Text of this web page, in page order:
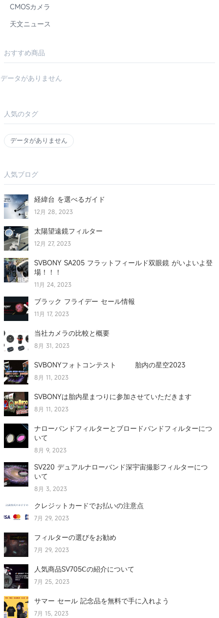
CMOSカメラ
天文ニュース
おすすめ商品
データがありません
人気のタグ
データがありません
人気ブログ
経緯台 を選べるガイド
12月 28, 2023
太陽望遠鏡フィルター
12月 27, 2023
SVBONY SA205 フラットフィールド双眼鏡 がいよいよ登
場！！！
11月 24, 2023
ブラック フライデー セール情報
11月 17, 2023
当社カメラの比較と概要
8月 31, 2023
SVBONYフォトコンテスト 胎内の星空2023
8月 11, 2023
SVBONYは胎内星まつりに参加させていただきます
8月 11, 2023
ナローバンドフィルターとブロードバンドフィルターにつ
いて
8月 9, 2023
SV220 デュアルナローバンド深宇宙撮影フィルターにつ
いて
8月 3, 2023
クレジットカードでお払いの注意点
7月 29, 2023
フィルターの選びをお勧め
7月 29, 2023
人気商品SV705Ⅽの紹介について
7月 25, 2023
サマー セール 記念品を無料で手に入れよう
7月 15, 2023